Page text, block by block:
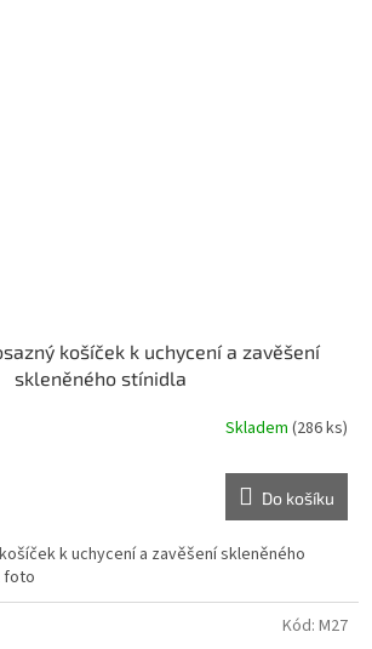
košíček k uchycení a zavěšení
skleněného stínidla
Skladem (286 ks)
Do košíku
k uchycení a zavěšení skleněného
foto
Kód: M27